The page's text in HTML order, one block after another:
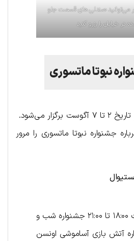
برای داشتن دید بهتر می‌‎توانید صندلی های قسمت جلو
در خیابان را رزرو کنید
نبوتا ماتسوری
جشنواره نبوتا هر ساله از تاریخ ۲ تا ۷ آگوست برگزار می‌شود.
جشنواره نبوتا ماتسوری را مرور
در اول آگوست ساعت ۱۸:۰۰ تا ۲۱:۰۰ جشنواره شب و
جشنواره آتش بازی آساموشی اونسن